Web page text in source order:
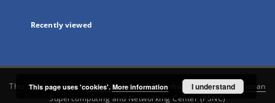
Recently viewed
This service runs onDInGO dLibra 6.3.21software created by
Poznan
Supercomputing and Networking Center (PSNC)
This page uses 'cookies'. More information I understand